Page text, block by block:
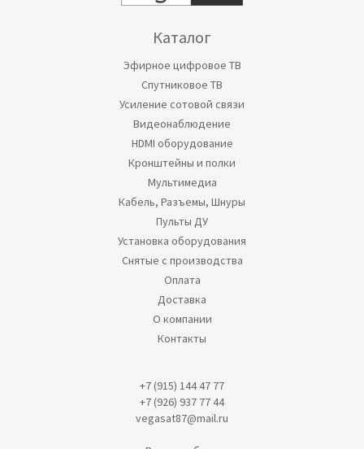
Каталог
Эфирное цифровое ТВ
Спутниковое ТВ
Усиление сотовой связи
Видеонаблюдение
HDMI оборудование
Кронштейны и полки
Мультимедиа
Кабель, Разъемы, Шнуры
Пульты ДУ
Установка оборудования
Снятые с производства
Оплата
Доставка
О компании
Контакты
+7 (915) 144 47 77
+7 (926) 937 77 44
vegasat87@mail.ru